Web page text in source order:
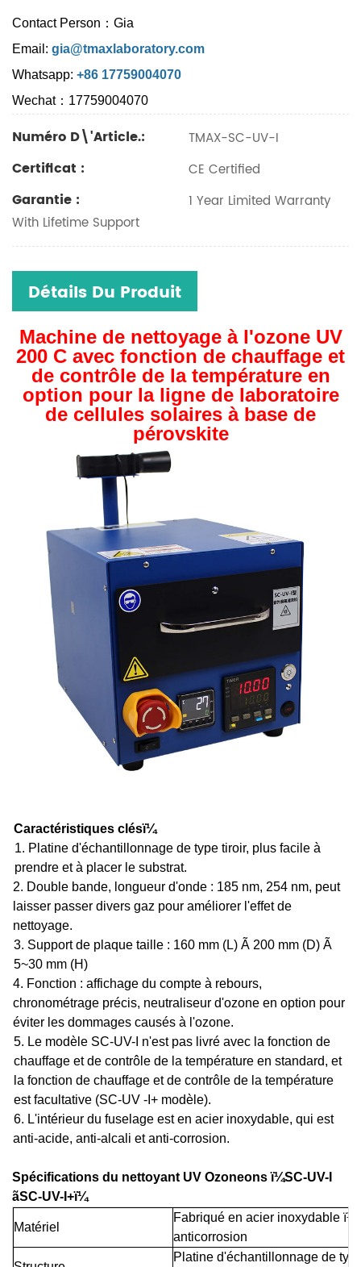
Contact Person：Gia
Email: gia@tmaxlaboratory.com
Whatsapp: +86 17759004070
Wechat：17759004070
Numéro D\'article.: TMAX-SC-UV-I
Certificat : CE Certified
Garantie :
1 Year Limited Warranty
With Lifetime Support
Détails Du Produit
Machine de nettoyage à l'ozone UV
200 C avec fonction de chauffage et
de contrôle de la température en
option pour la ligne de laboratoire
de cellules solaires à base de
pérovskite
Caractéristiques clésï¼
1. Platine d'échantillonnage de type tiroir, plus facile à
prendre et à placer le substrat.
2. Double bande, longueur d'onde : 185 nm, 254 nm, peut
laisser passer divers gaz pour améliorer l'effet de
nettoyage.
3. Support de plaque taille : 160 mm (L) Ã 200 mm (D) Ã
5~30 mm (H)
4. Fonction : affichage du compte à rebours,
chronométrage précis, neutraliseur d'ozone en option pour
éviter les dommages causés à l'ozone.
5. Le modèle SC-UV-I n'estpas livré avecla fonction de
chauffage et de contrôle de la température en standard, et
la fonction de chauffage et de contrôle de la température
est facultative (SC-UV -I+ modèle).
6. L'intérieur du fuselage est en acier inoxydable, qui est
anti-acide, anti-alcali et anti-corrosion.
Spécifications du nettoyant UV Ozoneons ï¼SC-UV-I
ãSC-UV-I+ï¼
Matériel
Fabriqué en acier inoxydable ï¼
anticorrosion
Platine d'échantillonnage de